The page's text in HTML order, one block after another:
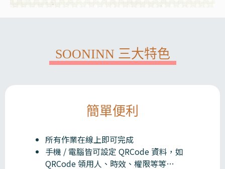
SOONINN 三大特色
簡單便利
所有作業在線上即可完成
手機 / 電腦皆可設定 QRCode 資料，如
QRCode 領用人、時效、權限等等…